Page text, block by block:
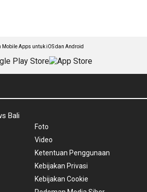
Mobile Apps untuk iOS dan Android
Bali
Foto
Video
Ketentuan Penggunaan
Kebijakan Privasi
Kebijakan Cookie